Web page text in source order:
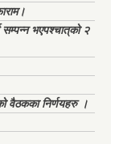
सम्पन्न भएपश्चात्‌को २
वैठकका निर्णयहरु ।